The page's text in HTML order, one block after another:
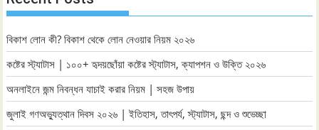
বিকাশ লোন কী? বিকাশ থেকে লোন নেওয়ার নিয়ম ২০২৬
কষ্টের স্ট্যাটাস | ১০০+ হৃদয়ছোঁয়া কষ্টের স্ট্যাটাস, ক্যাপশন ও উক্তি ২০২৬
অনলাইনে জন্ম নিবন্ধন যাচাই করার নিয়ম | সহজ উপায়
জুলাই গণঅভ্যুত্থান দিবস ২০২৬ | ইতিহাস, তাৎপর্য, স্ট্যাটাস, ছন্দ ও শুভেচ্ছা